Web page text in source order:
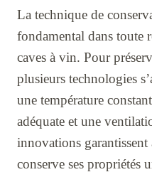
La technique de
fondamental dans toute
caves à vin. Pour
plusieurs technologies
une température
adéquate et une
innovations
conserve ses propriétés